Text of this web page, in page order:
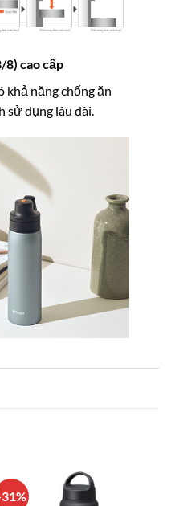
8) cao cấp
khả năng chống ăn
sử dụng lâu dài.